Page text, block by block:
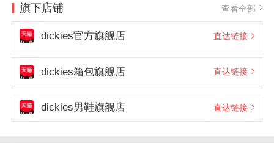
旗下店铺 查看全部
dickies官方旗舰店 直达链接
dickies箱包旗舰店 直达链接
dickies男鞋旗舰店 直达链接